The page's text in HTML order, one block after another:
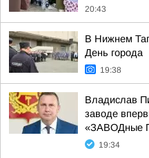
20:43
В Нижнем
День города
19:38
Владислав
заводе
«ЗАВОДные
19:34